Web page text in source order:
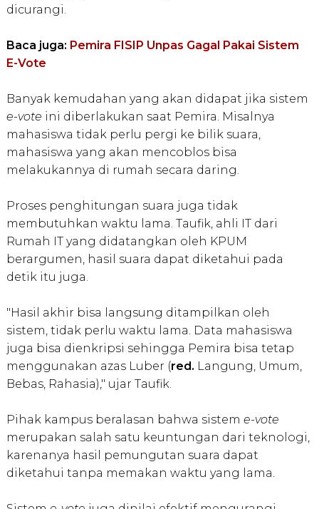
dicurangi.
Baca juga: Pemira FISIP Unpas Gagal Pakai Sistem
E-Vote
Banyak kemudahan yang akan didapat jika sistem
e-vote ini diberlakukan saat Pemira. Misalnya
mahasiswa tidak perlu pergi ke bilik suara,
mahasiswa yang akan mencoblos bisa
melakukannya di rumah secara daring.
Proses penghitungan suara juga tidak
membutuhkan waktu lama. Taufik, ahli IT dari
Rumah IT yang didatangkan oleh KPUM
berargumen, hasil suara dapat diketahui pada
detik itu juga.
"Hasil akhir bisa langsung ditampilkan oleh
sistem, tidak perlu waktu lama. Data mahasiswa
juga bisa dienkripsi sehingga Pemira bisa tetap
menggunakan azas Luber (red. Langung, Umum,
Bebas, Rahasia)," ujar Taufik.
Pihak kampus beralasan bahwa sistem e-vote
merupakan salah satu keuntungan dari teknologi,
karenanya hasil pemungutan suara dapat
diketahui tanpa memakan waktu yang lama.